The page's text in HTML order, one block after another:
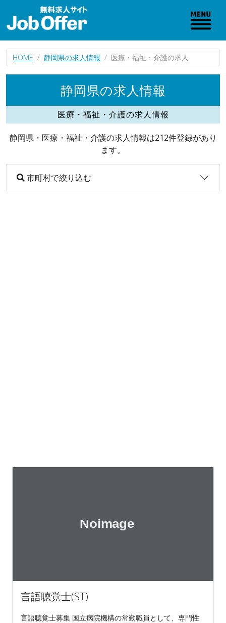
HOME 静岡県の求人情報 医療・福祉・介護の求人
静岡県の求人情報
医療・福祉・介護の求人情報
静岡県・医療・福祉・介護の求人情報は212件登録があり
ます。
市町村で絞り込む
言語聴覚士(ST)
言語聴覚士募集 国立病院機構の常勤職員として、専門性